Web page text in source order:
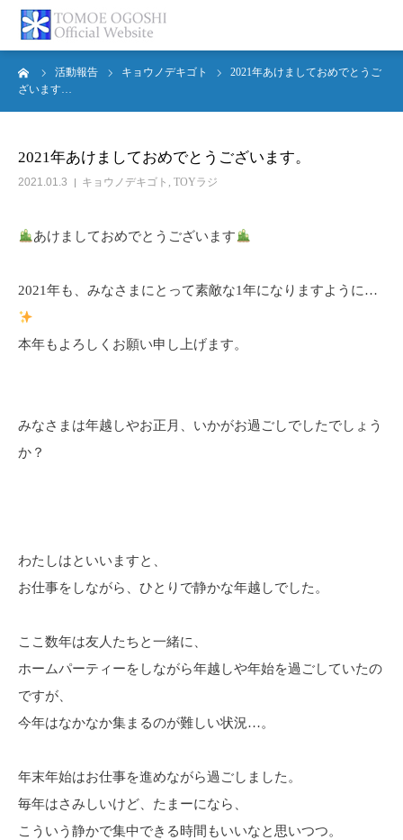
活動報告 キョウノデキゴト
2021年あけましておめでとうご
ざいます…
2021年あけましておめでとうございます。
2021.01.3 キョウノデキゴト , TOYラジ
あけましておめでとうございます
2021年も、みなさまにとって素敵な1年になりますように…
本年もよろしくお願い申し上げます。
みなさまは年越しやお正月、いかがお過ごしでしたでしょう
か？
わたしはといいますと、
お仕事をしながら、ひとりで静かな年越しでした。
ここ数年は友人たちと一緒に、
ホームパーティーをしながら年越しや年始を過ごしていたの
ですが、
今年はなかなか集まるのが難しい状況…。
年末年始はお仕事を進めながら過ごしました。
毎年はさみしいけど、たまーになら、
こういう静かで集中できる時間もいいなと思いつつ。
トップページ
プロフィール
活動報告
書籍紹介